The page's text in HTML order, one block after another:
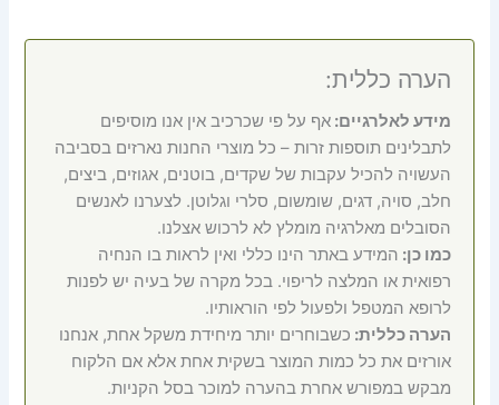
הערה כללית:
מידע לאלרגיים:אף על פי שכרכיב אין אנו מוסיפים
לתבלינים תוספות זרות – כל מוצרי החנות נארזים בסביבה
העשויה להכיל עקבות של שקדים, בוטנים, אגוזים, ביצים,
חלב, סויה, דגים, שומשום, סלרי וגלוטן. לצערנו לאנשים
הסובלים מאלרגיה מומלץ לא לרכוש אצלנו.
כמו כן: המידע באתר הינו כללי ואין לראות בו הנחיה
רפואית או המלצה לריפוי. בכל מקרה של בעיה יש לפנות
לרופא המטפל ולפעול לפי הוראותיו.
הערה כללית: כשבוחרים יותר מיחידת משקל אחת, אנחנו
אורזים את כל כמות המוצר בשקית אחת אלא אם הלקוח
מבקש במפורש אחרת בהערה למוכר בסל הקניות.